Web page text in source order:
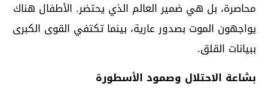
محاصرة، بل هي ضمير العالم الذي يحتضر. الأطفال هناك
يواجهون الموت بصدور عارية، بينما تكتفي القوى الكبرى
ببيانات القلق.
بشاعة الاحتلال وصمود الأسطورة